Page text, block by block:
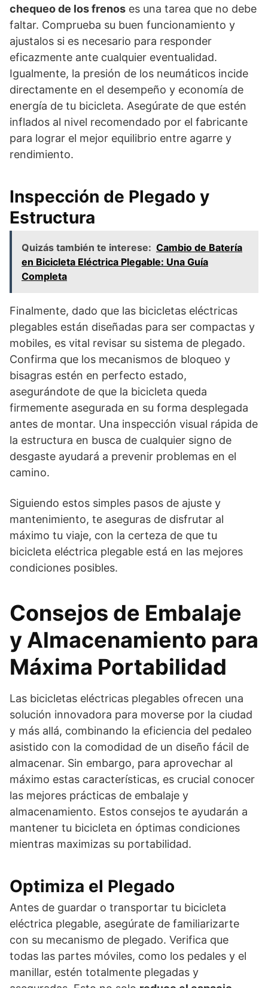
chequeo de los frenos es una tarea que no debe
faltar. Comprueba su buen funcionamiento y
ajustalos si es necesario para responder
eficazmente ante cualquier eventualidad.
Igualmente, la presión de los neumáticos incide
directamente en el desempeño y economía de
energía de tu bicicleta. Asegúrate de que estén
inflados al nivel recomendado por el fabricante
para lograr el mejor equilibrio entre agarre y
rendimiento.
Inspección de Plegado y
Estructura
Quizás también te interese: Cambio de Batería
en Bicicleta Eléctrica Plegable: Una Guía
Completa
Finalmente, dado que las bicicletas eléctricas
plegables están diseñadas para ser compactas y
mobiles, es vital revisar su sistema de plegado.
Confirma que los mecanismos de bloqueo y
bisagras estén en perfecto estado,
asegurándote de que la bicicleta queda
firmemente asegurada en su forma desplegada
antes de montar. Una inspección visual rápida de
la estructura en busca de cualquier signo de
desgaste ayudará a prevenir problemas en el
camino.
Siguiendo estos simples pasos de ajuste y
mantenimiento, te aseguras de disfrutar al
máximo tu viaje, con la certeza de que tu
bicicleta eléctrica plegable está en las mejores
condiciones posibles.
Consejos de Embalaje
y Almacenamiento para
Máxima Portabilidad
Las bicicletas eléctricas plegables ofrecen una
solución innovadora para moverse por la ciudad
y más allá, combinando la eficiencia del pedaleo
asistido con la comodidad de un diseño fácil de
almacenar. Sin embargo, para aprovechar al
máximo estas características, es crucial conocer
las mejores prácticas de embalaje y
almacenamiento. Estos consejos te ayudarán a
mantener tu bicicleta en óptimas condiciones
mientras maximizas su portabilidad.
Optimiza el Plegado
Antes de guardar o transportar tu bicicleta
eléctrica plegable, asegúrate de familiarizarte
con su mecanismo de plegado. Verifica que
todas las partes móviles, como los pedales y el
manillar, estén totalmente plegadas y